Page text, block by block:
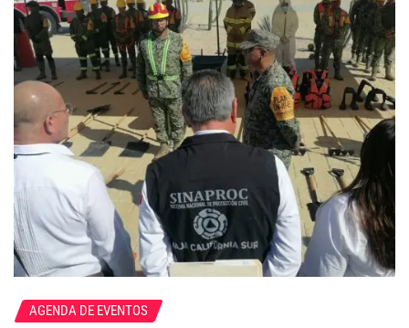
AGENDA DE EVENTOS